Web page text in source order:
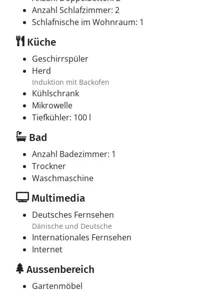
Anzahl Schlafzimmer: 2
Schlafnische im Wohnraum: 1
Küche
Geschirrspüler
Herd
Induktion mit Backofen
Kühlschrank
Mikrowelle
Tiefkühler: 100 l
Bad
Anzahl Badezimmer: 1
Trockner
Waschmaschine
Multimedia
Deutsches Fernsehen
Dänische und Deutsche
Internationales Fernsehen
Internet
Aussenbereich
Gartenmöbel